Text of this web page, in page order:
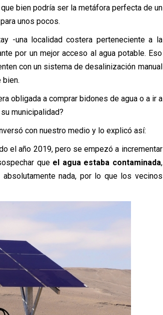
bien podría ser la metáfora perfecta de un
unos pocos.
-una localidad costera perteneciente a la
por un mejor acceso al agua potable. Eso
con un sistema de desalinización manual
bien.
obligada a comprar bidones de agua o a ir a
municipalidad?
con nuestro medio y lo explicó así:
el año 2019, pero se empezó a incrementar
que el agua estaba contaminada,
nada, por lo que los vecinos